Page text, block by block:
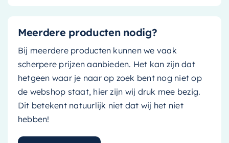
Meerdere producten nodig?
Bij meerdere producten kunnen we vaak
scherpere prijzen aanbieden. Het kan zijn dat
hetgeen waar je naar op zoek bent nog niet op
de webshop staat, hier zijn wij druk mee bezig.
Dit betekent natuurlijk niet dat wij het niet
hebben!